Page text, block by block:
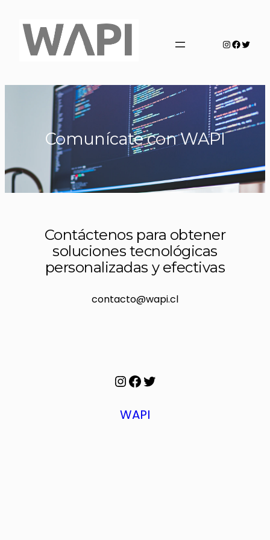
contenido
Instagram
Comunícate con WAPI
Contáctenos para obtener
soluciones tecnológicas
personalizadas y efectivas
contacto@wapi.cl
Instagram
Facebook
Twitter
WAPI